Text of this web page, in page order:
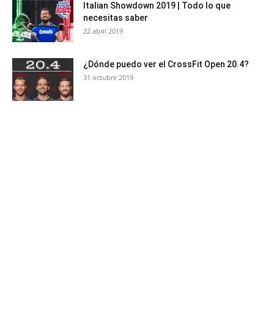
Italian Showdown 2019 | Todo lo que
necesitas saber
22 abril 2019
¿Dónde puedo ver el CrossFit Open 20.4?
31 octubre 2019